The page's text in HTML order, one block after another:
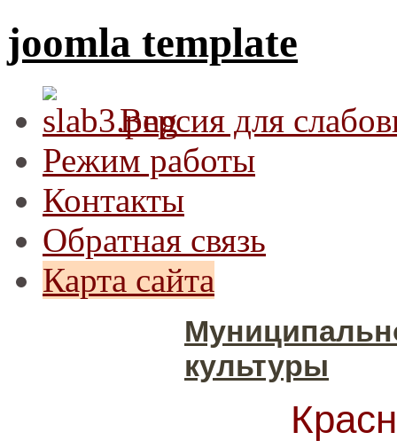
joomla template
Версия для
Режим работы
Контакты
Обратная связь
Карта сайта
культуры